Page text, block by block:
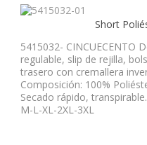
Short
5415032- CINCUECENTO
regulable, slip de rejilla,
trasero con cremallera
Composición: 100%
Secado rápido,
M-L-XL-2XL-3XL